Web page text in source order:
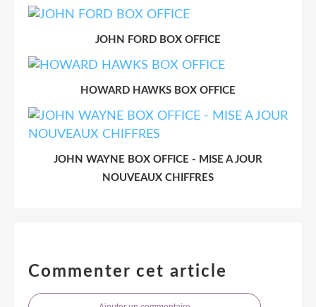
JOHN FORD BOX OFFICE
HOWARD HAWKS BOX OFFICE
JOHN WAYNE BOX OFFICE - MISE A JOUR
NOUVEAUX CHIFFRES
Commenter cet article